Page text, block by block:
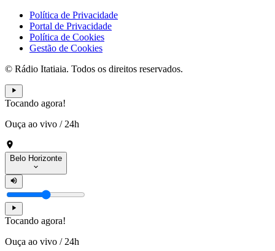
Política de Privacidade
Portal de Privacidade
Política de Cookies
Gestão de Cookies
© Rádio Itatiaia. Todos os direitos reservados.
Tocando agora!
Ouça ao vivo / 24h
Belo Horizonte
Tocando agora!
Ouça ao vivo / 24h